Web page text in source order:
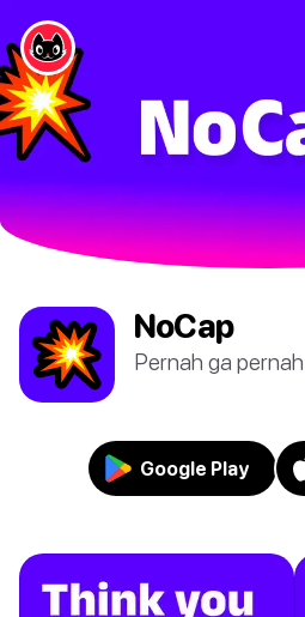
NoCap
Pernah ga
Google Play